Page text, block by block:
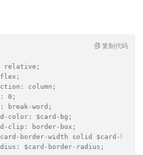
relative;
column;
0;
break-word;
color: $card-bg;
clip: border-box;
border-width solid $card-
$card-border-radius;
复制代码